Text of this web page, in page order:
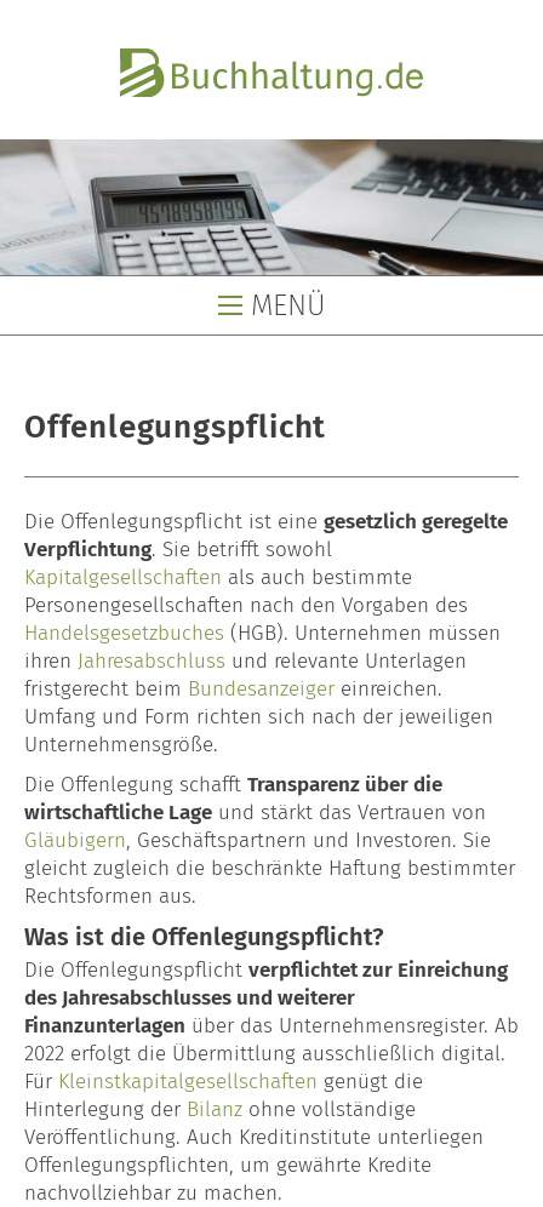
Buchhaltungsservice
Buchhaltungsbüro
Lohnbüro
Lohn- & Gehaltsabrechnung
Baulohn
Garten- & Landschaftsbau
Dachdecker
Unternehmensberatung
Gründungsberatung
Kontakt
Glossar
Blog
MENÜ
Offenlegungspflicht
Die Offenlegungspflicht ist eine gesetzlich geregelte
Verpflichtung. Sie betrifft sowohl
Kapitalgesellschaften als auch bestimmte
Personengesellschaften nach den Vorgaben des
Handelsgesetzbuches (HGB). Unternehmen müssen
ihren Jahresabschluss und relevante Unterlagen
fristgerecht beim Bundesanzeiger einreichen.
Umfang und Form richten sich nach der jeweiligen
Unternehmensgröße.
Die Offenlegung schafft Transparenz über die
wirtschaftliche Lage und stärkt das Vertrauen von
Gläubigern, Geschäftspartnern und Investoren. Sie
gleicht zugleich die beschränkte Haftung bestimmter
Rechtsformen aus.
Was ist die Offenlegungspflicht?
Die Offenlegungspflicht verpflichtet zur Einreichung
des Jahresabschlusses und weiterer
Finanzunterlagen über das Unternehmensregister. Ab
2022 erfolgt die Übermittlung ausschließlich digital.
Für Kleinstkapitalgesellschaften genügt die
Hinterlegung der Bilanz ohne vollständige
Veröffentlichung. Auch Kreditinstitute unterliegen
Offenlegungspflichten, um gewährte Kredite
nachvollziehbar zu machen.